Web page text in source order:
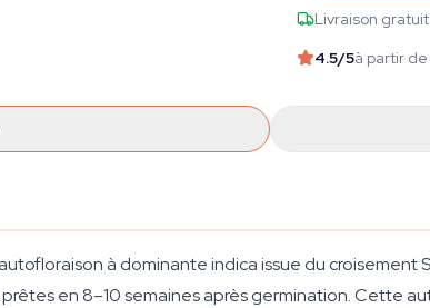
Livraison
4.5/5à partir de
à dominante indica issue du croisement
en 8–10 semaines après germination. Cette